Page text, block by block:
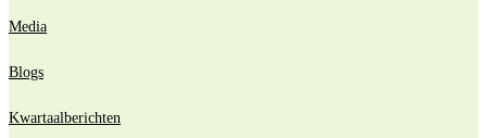
Media
Blogs
Kwartaalberichten